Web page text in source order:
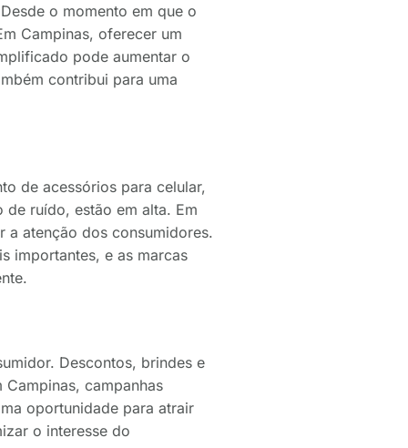
o momento em que o
Campinas, oferecer um
pode aumentar o
contribui para uma
de acessórios para celular,
ruído, estão em alta. Em
a atenção dos consumidores.
importantes, e as marcas
Descontos, brindes e
campanhas
oportunidade para atrair
o interesse do